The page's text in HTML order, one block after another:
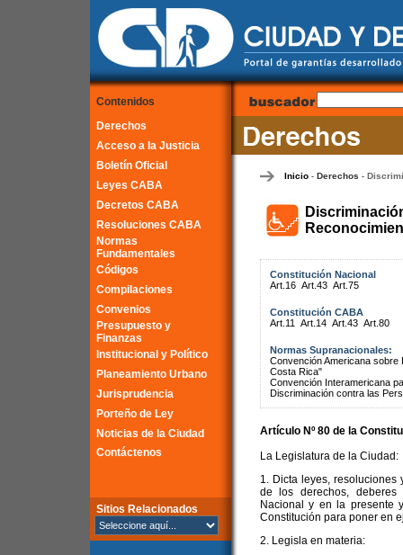
Contenidos
Derechos
Acceso a la Justicia
Boletín Oficial
Leyes CABA
Decretos CABA
Resoluciones CABA
Normas
Fundamentales
Códigos
Compilaciones
Convenios
Presupuesto y
Finanzas
Institucional y Político
Planeamiento Urbano
Jurisprudencia
Porteño de Ley
Noticias de la Ciudad
Contáctenos
Sitios Relacionados
Inicio- Derechos -
Constitución Nacional
Art.16 Art.43 Art.75
Constitución CABA
Art.11
Art.14 Art.43 Art.80
Normas Supranacionales:
Convención Americana
Costa Rica"
Convención Interamericana
Discriminación contra las
Artículo Nº 80 de la
La Legislatura de la Ciudad:
1. Dicta leyes,
de los derechos,
Nacional y en la presente
Constitución para poner en
2. Legisla en materia: